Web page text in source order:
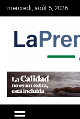
au
mercredi, août 5, 2026